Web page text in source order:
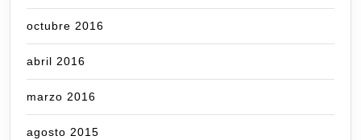
octubre 2016
abril 2016
marzo 2016
agosto 2015